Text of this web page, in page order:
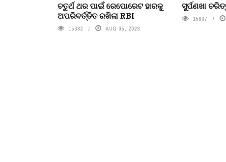
ଚତୁର୍ଥ ଥର ପାଇଁ ରେପୋରେଟ ହାରକୁ
ଅପରିବର୍ତ୍ତିତ ରଖିଲା RBI
15382 AUG 05, 2026
ସୁର୍ପଣଖା
15637